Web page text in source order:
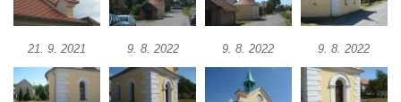
chromého žida
Křížová cesta Římov – VII. kaple – Políbení
21. 9. 2021 9. 8. 2022 9. 8. 2022 9. 8. 2022